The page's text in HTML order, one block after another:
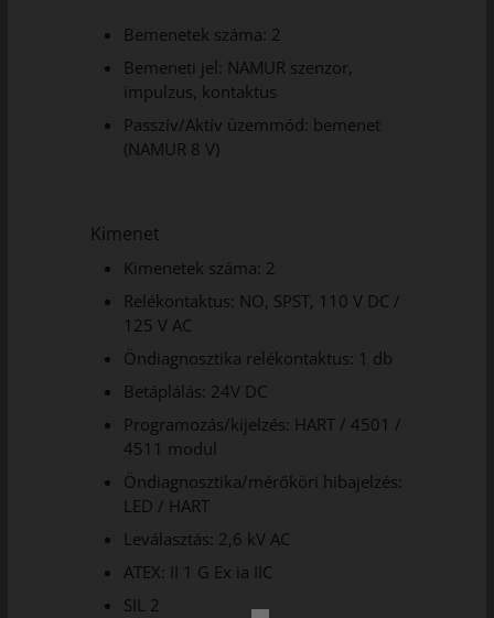
Bemenetek száma: 2
Bemeneti jel: NAMUR szenzor,
impulzus, kontaktus
Passzív/Aktív üzemmód: bemenet
(NAMUR 8 V)
Kimenet
Kimenetek száma: 2
Relékontaktus: NO, SPST, 110 V DC /
125 V AC
Öndiagnosztika relékontaktus: 1 db
Betáplálás: 24V DC
Programozás/kijelzés: HART / 4501 /
4511 modul
Öndiagnosztika/mérőköri hibajelzés:
LED / HART
Leválasztás: 2,6 kV AC
ATEX: II 1 G Ex ia IIC
SIL 2